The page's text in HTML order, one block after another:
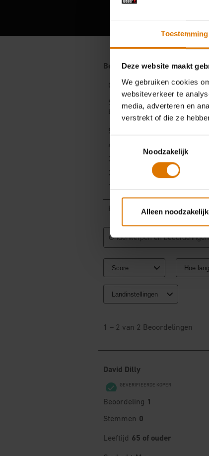
Toestemming
Deze website maakt
We gebruiken cookies
websiteverkeer te
media, adverteren en
verstrekt of die ze
Noodzakelijk
Alleen